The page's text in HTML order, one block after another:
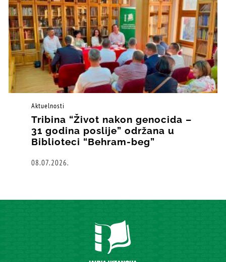
Aktuelnosti
Tribina “Život nakon genocida –
31 godina poslije” održana u
Biblioteci “Behram-beg”
08.07.2026.